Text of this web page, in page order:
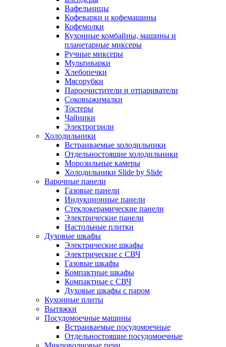
Вафельницы
Кофеварки и кофемашины
Кофемолки
Кухонные комбайны, машины и
планетарные миксеры
Ручные миксеры
Мультиварки
Хлебопечки
Мясорубки
Пароочистители и отпариватели
Соковыжималки
Тостеры
Чайники
Электрогрили
Холодильники
Встраиваемые холодильники
Отдельностоящие холодильники
Морозильные камеры
Холодильники Slide by Slide
Варочные панели
Газовые панели
Индукционные панели
Стеклокерамические панели
Электрические панели
Настольные плитки
Духовые шкафы
Электрические шкафы
Электрические с СВЧ
Газовые шкафы
Компактные шкафы
Компактные с СВЧ
Духовые шкафы с паром
Кухонные плиты
Вытяжки
Посудомоечные машины
Встраиваемые посудомоечные
Отдельностоящие посудомоечные
Микроволновые печи